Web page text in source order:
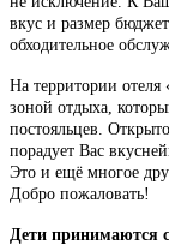
вкус и размер
обходительное
На территории отеля
зоной отдыха,
постояльцев.
порадует Вас
Это и ещё многое
Добро пожаловать!
Дети принимаются с